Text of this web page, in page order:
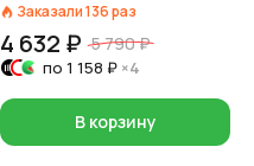
Заказали136раз
4 632 ₽ 5 790 ₽
по 1 158 ₽ ×4
В корзину